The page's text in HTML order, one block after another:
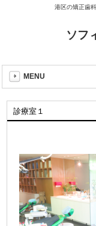
港区の矯正歯
ソフ
MENU
診療室１